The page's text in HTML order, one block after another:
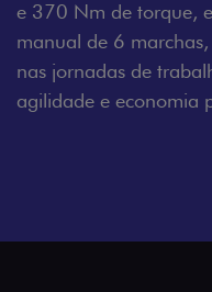
e 370 Nm de torque,
manual de 6
nas jornadas de
agilidade e economia